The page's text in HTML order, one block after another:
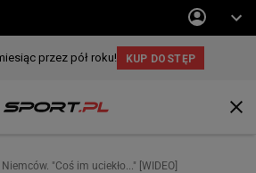
"Coś im uciekło..." [WIDEO]